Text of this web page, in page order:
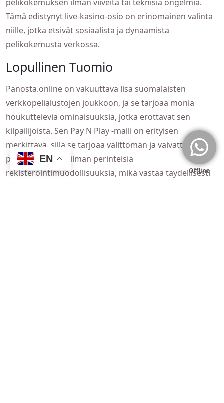
pelikokemuksen ilman viiveitä tai teknisiä ongelmia.
Tämä edistynyt live-kasino-osio on erinomainen valinta
niille, jotka etsivät sosiaalista ja dynaamista
pelikokemusta verkossa.
Lopullinen Tuomio
Panosta.online on vakuuttava lisä suomalaisten
verkkopelialustojen joukkoon, ja se tarjoaa monia
houkuttelevia ominaisuuksia, jotka erottavat sen
kilpailijoista. Sen Pay N Play -malli on erityisen
merkittävä, sillä se tarjoaa välittömän ja vaivattoman
pelikokemuksen ilman perinteisiä
rekisteröintimuodollisuuksia, mikä vastaa täydellisesti
EN